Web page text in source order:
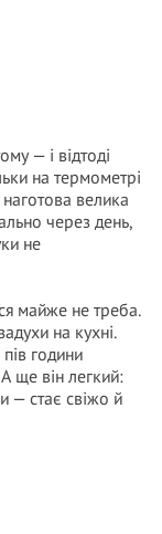
— і відтоді
на термометрі
велика
через день,
не
майже не треба.
на кухні.
години
ще він легкий:
— стає свіжо й